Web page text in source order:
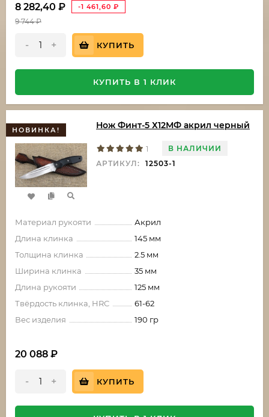
8 282,40 ₽ -1 461,60 ₽
9 744₽
- + КУПИТЬ
КУПИТЬ В 1 КЛИК
НОВИНКА! Нож Финт-5 Х12МФ акрил черный
1
В НАЛИЧИИ
АРТИКУЛ:
12503-1
Материал рукояти
Акрил
Длина клинка
145 мм
Толщина клинка
2.5 мм
Ширина клинка
35 мм
Длина рукояти
125 мм
Твёрдость клинка, HRC
61-62
Вес изделия
190 гр
20 088 ₽
- + КУПИТЬ